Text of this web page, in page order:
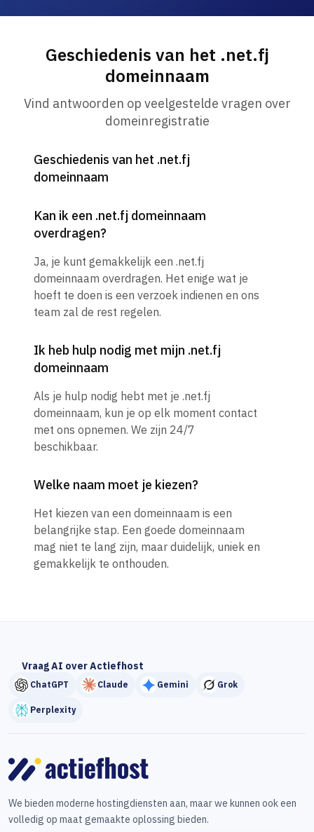
Geschiedenis van het .net.fj
domeinnaam
Vind antwoorden op veelgestelde vragen over
domeinregistratie
Geschiedenis van het .net.fj
domeinnaam
Kan ik een .net.fj domeinnaam
overdragen?
Ja, je kunt gemakkelijk een .net.fj
domeinnaam overdragen. Het enige wat je
hoeft te doen is een verzoek indienen en ons
team zal de rest regelen.
Ik heb hulp nodig met mijn .net.fj
domeinnaam
Als je hulp nodig hebt met je .net.fj
domeinnaam, kun je op elk moment contact
met ons opnemen. We zijn 24/7
beschikbaar.
Welke naam moet je kiezen?
Het kiezen van een domeinnaam is een
belangrijke stap. Een goede domeinnaam
mag niet te lang zijn, maar duidelijk, uniek en
gemakkelijk te onthouden.
Vraag AI over Actiefhost
ChatGPT Claude Gemini Grok
Perplexity
We bieden moderne hostingdiensten aan, maar we kunnen ook een
volledig op maat gemaakte oplossing bieden.